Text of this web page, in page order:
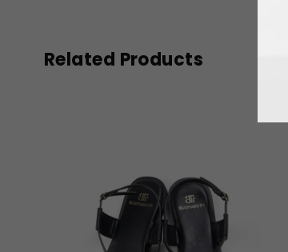
Related Products